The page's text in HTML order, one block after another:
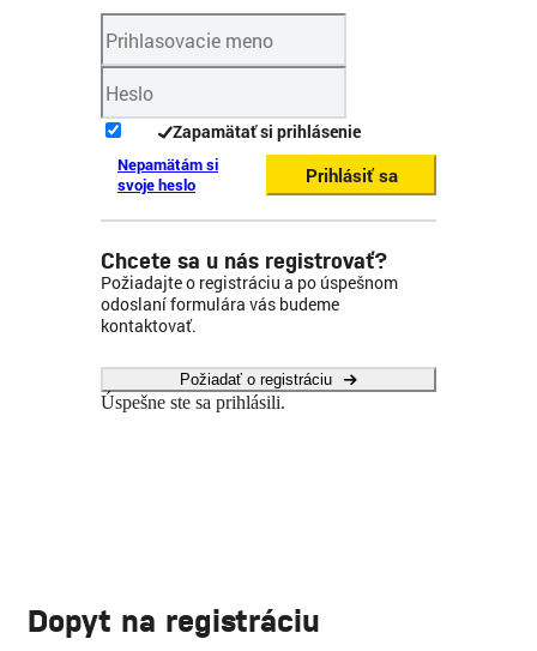
Zapamätať si prihlásenie
Nepamätám si
svoje heslo
Prihlásiť sa
Chcete sa u nás registrovať?
Požiadajte o registráciu a po úspešnom
odoslaní formulára vás budeme
kontaktovať.
Požiadať o registráciu
Úspešne ste sa prihlásili.
Dopyt na registráciu